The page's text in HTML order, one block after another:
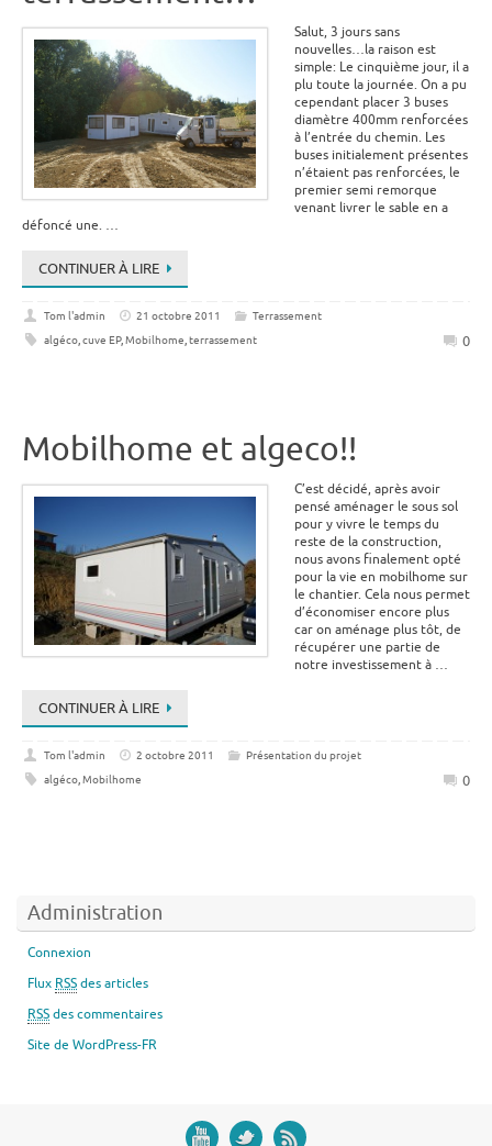
Salut, 3 jours sans
nouvelles…la raison est
simple: Le cinquième jour, il a
plu toute la journée. On a pu
cependant placer 3 buses
diamètre 400mm renforcées
à l’entrée du chemin. Les
buses initialement présentes
n’étaient pas renforcées, le
premier semi remorque
venant livrer le sable en a
défoncé une. …
CONTINUER À LIRE
Tom l'admin 21 octobre 2011
Terrassement
algéco,cuve EP,Mobilhome,terrassement 0
Mobilhome et algeco!!
C’est décidé, après avoir
pensé aménager le sous sol
pour y vivre le temps du
reste de la construction,
nous avons finalement opté
pour la vie en mobilhome sur
le chantier. Cela nous permet
d’économiser encore plus
car on aménage plus tôt, de
récupérer une partie de
notre investissement à …
CONTINUER À LIRE
Tom l'admin 2 octobre 2011
Présentation du projet
algéco,Mobilhome 0
Administration
Connexion
Flux RSSdes articles
RSSdes commentaires
Site de WordPress-FR